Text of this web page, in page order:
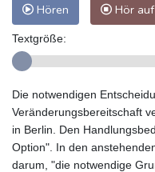
Hören Hör
Textgröße:
Die notwendigen
Veränderungsbereitschaft
in Berlin. Den
Option". In den
darum, "die notwendige